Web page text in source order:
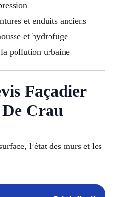
et enduits anciens
et hydrofuge
pollution urbaine
Façadier
Crau
l’état des murs et les